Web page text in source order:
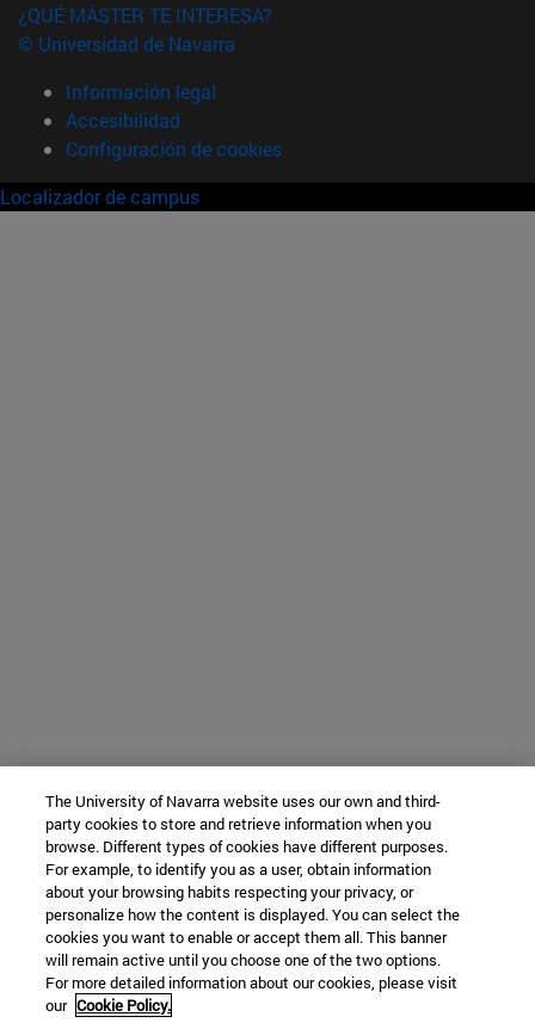
¿QUÉ MÁSTER TE INTERESA?
© Universidad de Navarra
Información legal
Accesibilidad
Configuración de cookies
Localizador de campus
The University of Navarra website uses our own and third-
party cookies to store and retrieve information when you
browse. Different types of cookies have different purposes.
For example, to identify you as a user, obtain information
about your browsing habits respecting your privacy, or
personalize how the content is displayed. You can select the
cookies you want to enable or accept them all. This banner
will remain active until you choose one of the two options.
For more detailed information about our cookies, please visit
our Cookie Policy.